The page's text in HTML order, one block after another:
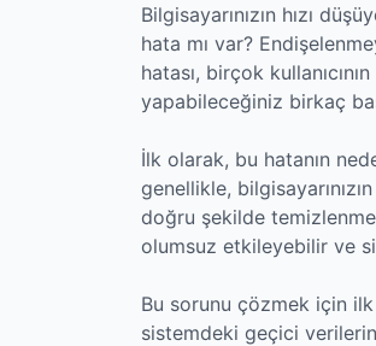
Bilgisayarınızın hızı
hata mı var?
hatası, birçok
yapabileceğiniz birkaç
İlk olarak, bu hatanın
genellikle,
doğru şekilde
olumsuz etkileyebilir ve
Bu sorunu çözmek için ilk
sistemdeki geçici